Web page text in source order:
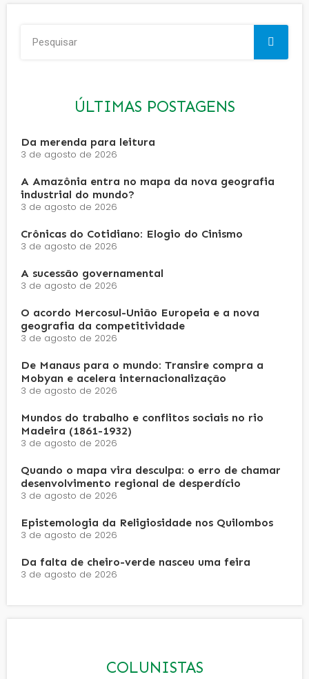
ÚLTIMAS POSTAGENS
Da merenda para leitura
3 de agosto de 2026
A Amazônia entra no mapa da nova geografia
industrial do mundo?
3 de agosto de 2026
Crônicas do Cotidiano: Elogio do Cinismo
3 de agosto de 2026
A sucessão governamental
3 de agosto de 2026
O acordo Mercosul-União Europeia e a nova
geografia da competitividade
3 de agosto de 2026
De Manaus para o mundo: Transire compra a
Mobyan e acelera internacionalização
3 de agosto de 2026
Mundos do trabalho e conflitos sociais no rio
Madeira (1861-1932)
3 de agosto de 2026
Quando o mapa vira desculpa: o erro de chamar
desenvolvimento regional de desperdício
3 de agosto de 2026
Epistemologia da Religiosidade nos Quilombos
3 de agosto de 2026
Da falta de cheiro-verde nasceu uma feira
3 de agosto de 2026
COLUNISTAS